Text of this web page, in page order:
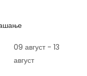
09 август - 13
август